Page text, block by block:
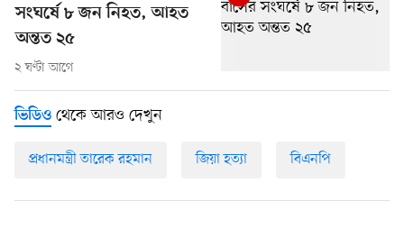
সংঘর্ষে ৮ জন নিহত, আহত
অন্তত ২৫
২ ঘণ্টা আগে
ভিডিও থেকে আরও দেখুন
প্রধানমন্ত্রী তারেক রহমান জিয়া হত্যা বিএনপি